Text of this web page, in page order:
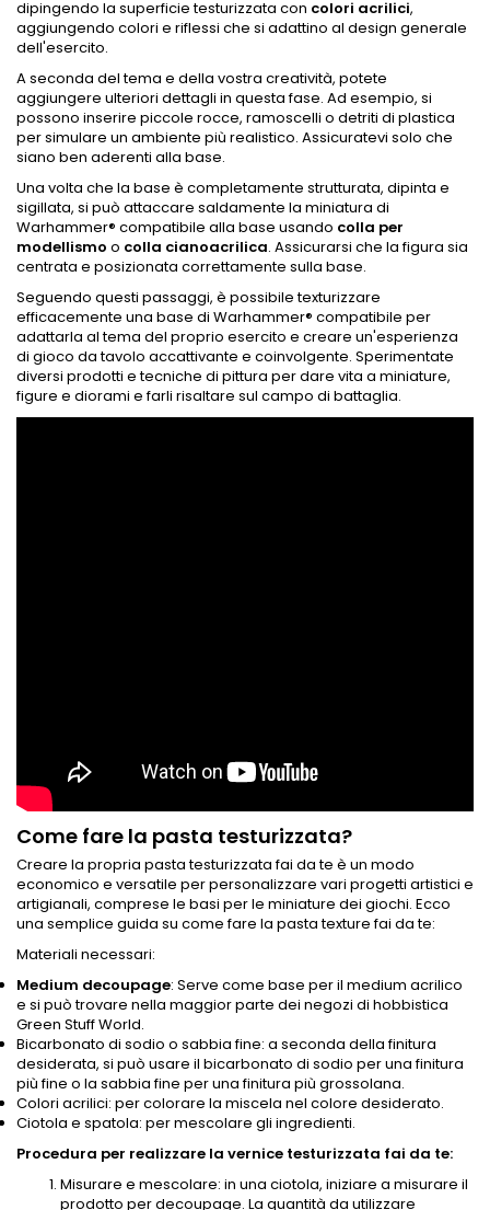
dipingendo la superficie testurizzata con colori acrilici,
aggiungendo colori e riflessi che si adattino al design generale
dell'esercito.
A seconda del tema e della vostra creatività, potete
aggiungere ulteriori dettagli in questa fase. Ad esempio, si
possono inserire piccole rocce, ramoscelli o detriti di plastica
per simulare un ambiente più realistico. Assicuratevi solo che
siano ben aderenti alla base.
Una volta che la base è completamente strutturata, dipinta e
sigillata, si può attaccare saldamente la miniatura di
Warhammer® compatibile alla base usando colla per
modellismo o colla cianoacrilica. Assicurarsi che la figura sia
centrata e posizionata correttamente sulla base.
Seguendo questi passaggi, è possibile texturizzare
efficacemente una base di Warhammer® compatibile per
adattarla al tema del proprio esercito e creare un'esperienza
di gioco da tavolo accattivante e coinvolgente. Sperimentate
diversi prodotti e tecniche di pittura per dare vita a miniature,
figure e diorami e farli risaltare sul campo di battaglia.
Come fare la pasta testurizzata?
Creare la propria pasta testurizzata fai da te è un modo
economico e versatile per personalizzare vari progetti artistici e
artigianali, comprese le basi per le miniature dei giochi. Ecco
una semplice guida su come fare la pasta texture fai da te:
Materiali necessari:
Medium decoupage: Serve come base per il medium acrilico
e si può trovare nella maggior parte dei negozi di hobbistica
Green Stuff World.
Bicarbonato di sodio o sabbia fine: a seconda della finitura
desiderata, si può usare il bicarbonato di sodio per una finitura
più fine o la sabbia fine per una finitura più grossolana.
Colori acrilici: per colorare la miscela nel colore desiderato.
Ciotola e spatola: per mescolare gli ingredienti.
Procedura per realizzare la vernice testurizzata fai da te:
Misurare e mescolare: in una ciotola, iniziare a misurare il
prodotto per decoupage. La quantità da utilizzare